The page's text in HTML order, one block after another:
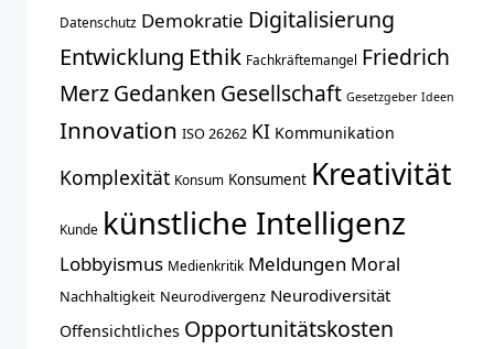
Datenschutz Demokratie Digitalisierung
Entwicklung Ethik Fachkräftemangel Friedrich
MerzGedanken Gesellschaft Gesetzgeber Ideen
Innovation ISO 26262 KI Kommunikation
Komplexität Konsum Konsument Kreativität
Kunde künstliche Intelligenz
Lobbyismus Medienkritik Meldungen Moral
Nachhaltigkeit Neurodivergenz Neurodiversität
Offensichtliches Opportunitätskosten